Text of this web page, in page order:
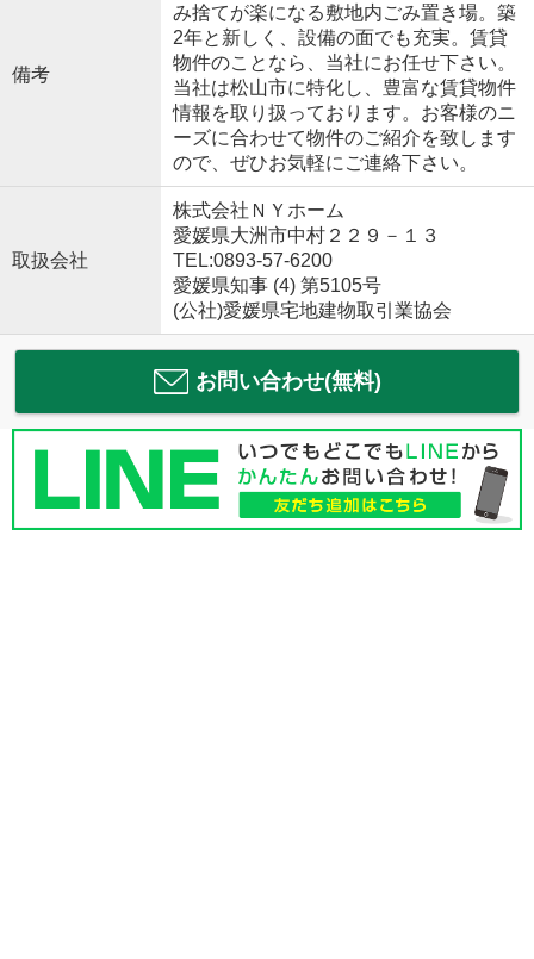
備考
み捨てが楽になる敷地内ごみ置き場。築
2年と新しく、設備の面でも充実。賃貸
物件のことなら、当社にお任せ下さい。
当社は松山市に特化し、豊富な賃貸物件
情報を取り扱っております。お客様のニ
ーズに合わせて物件のご紹介を致します
ので、ぜひお気軽にご連絡下さい。
取扱会社
株式会社ＮＹホーム
愛媛県大洲市中村２２９－１３
TEL:0893-57-6200
愛媛県知事 (4) 第5105号
(公社)愛媛県宅地建物取引業協会
お問い合わせ(無料)